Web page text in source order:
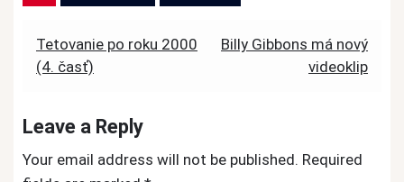
Post
navigation
Tetovanie po roku 2000
(4. časť)
Billy Gibbons má nový
videoklip
Leave a Reply
Your email address will not be published. Required